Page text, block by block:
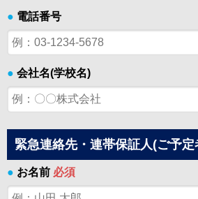
● 電話番号
● 会社名(学校名)
緊急連絡先・連帯保証人(ご予定
● お名前 必須